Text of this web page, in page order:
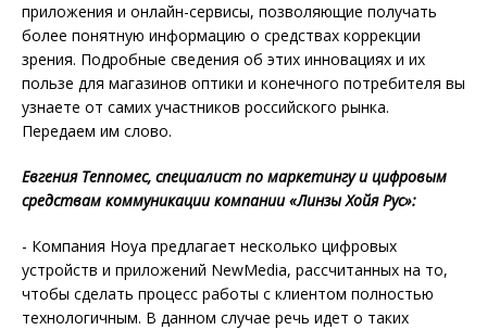
приложения и онлайн-сервисы, позволяющие получать
более понятную информацию о средствах коррекции
зрения. Подробные сведения об этих инновациях и их
пользе для магазинов оптики и конечного потребителя вы
узнаете от самих участников российского рынка.
Передаем им слово.
Евгения Теппомес, специалист по маркетингу и цифровым
средствам коммуникации компании «Линзы Хойя Рус»:
- Компания Hoya предлагает несколько цифровых
устройств и приложений NewMedia, рассчитанных на то,
чтобы сделать процесс работы с клиентом полностью
технологичным. В данном случае речь идет о таких